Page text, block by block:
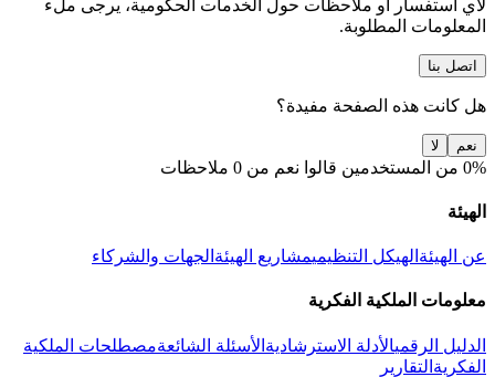
لأي استفسار أو ملاحظات حول الخدمات الحكومية، يرجى ملء
المعلومات المطلوبة.
اتصل بنا
هل كانت هذه الصفحة مفيدة؟
نعم لا
0% من المستخدمين قالوا نعم من 0 ملاحظات
الهيئة
عن الهيئة الهيكل التنظيميمشاريع الهيئة الجهات والشركاء
معلومات الملكية الفكرية
الدليل الرقميالأدلة الاسترشادية الأسئلة الشائعةمصطلحات الملكية
الفكرية التقارير